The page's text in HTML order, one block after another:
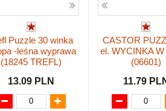
Puzzle 30 winka
-leśna wyprawa
(18245 TREFL)
13.09 PLN
CASTOR
el. WYCINKA
(06601)
11.79